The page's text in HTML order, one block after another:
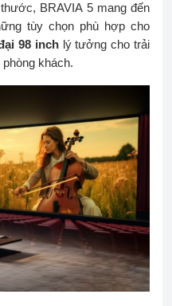
BRAVIA 5 mang đến
tùy chọn phù hợp cho
98 inchlý tưởng cho trải
khách.